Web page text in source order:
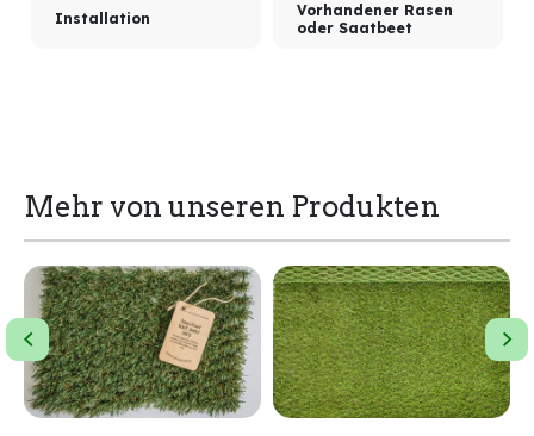
Installation
Vorhandener Rasen
oder Saatbeet
Mehr von unseren Produkten